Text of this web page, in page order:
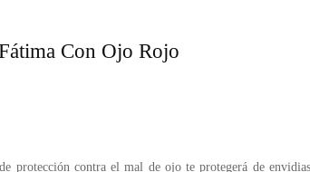
Con Ojo Rojo
protección contra el mal de ojo te protegerá de